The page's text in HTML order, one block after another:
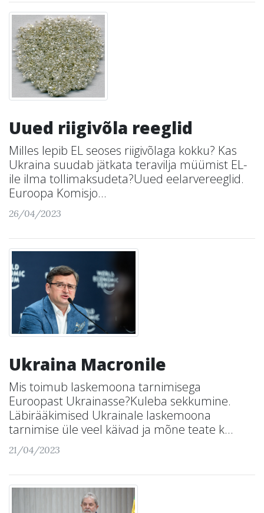
Uued riigivõla reeglid
Milles lepib EL seoses riigivõlaga kokku? Kas
Ukraina suudab jätkata teravilja müümist EL-
ile ilma tollimaksudeta?Uued eelarvereeglid.
Euroopa Komisjo...
26/04/2023
Ukraina Macronile
Mis toimub laskemoona tarnimisega
Euroopast Ukrainasse?Kuleba sekkumine.
Läbirääkimised Ukrainale laskemoona
tarnimise üle veel käivad ja mõne teate k...
21/04/2023